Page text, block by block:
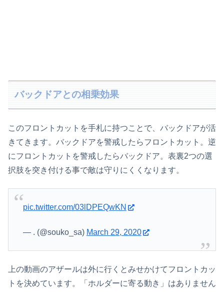
バックドアとの相乗効果
このフロントカットを手札に持つことで、バックドアが活
きてきます。バックドアを警戒したらフロントカット。逆
にフロントカットを警戒したらバックドア。表裏2つの選
択肢を突き付ける事で敵は守りにくくなります。
pic.twitter.com/03lDPEQwKN
— . (@souko_sa) March 29, 2020
上の動画のアザールは外に行くとみせかけてフロントカッ
トを決めています。「ホルダーに寄る動き」はありません